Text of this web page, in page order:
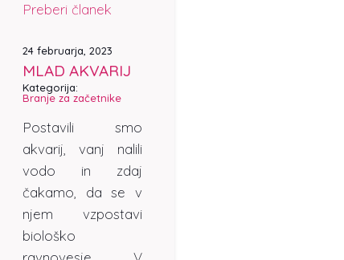
Preberi članek
24 februarja, 2023
MLAD AKVARIJ
Kategorija:
Branje za začetnike
Postavili smo
akvarij, vanj nalili
vodo in zdaj
čakamo, da se v
njem vzpostavi
biološko